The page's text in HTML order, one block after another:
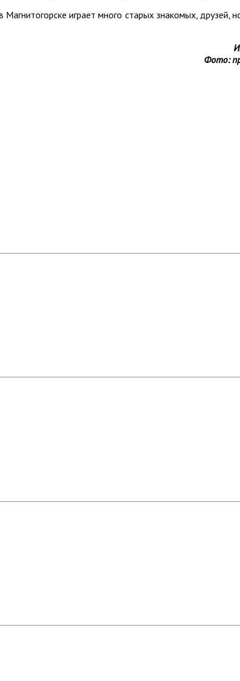
играет много старых знакомых, друзей,
Фото: